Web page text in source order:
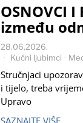
OSNOVCI I
između
28.06.2026.
Kućni ljubimci ·
Stručnjaci
i tijelo, treba
Upravo
SAZNAJTE VIŠE